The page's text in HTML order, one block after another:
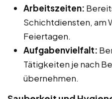
Arbeitszeiten:
Schichtdiensten, am
Feiertagen.
Aufgabenvielfalt:
Tätigkeiten je nach
übernehmen.